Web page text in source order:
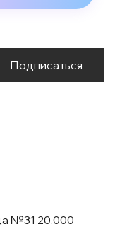
Подписаться
№31 20,000